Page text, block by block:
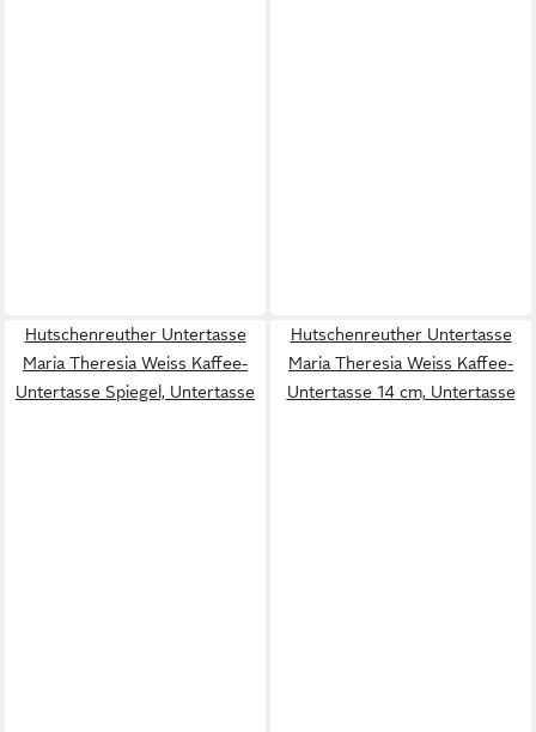
Hutschenreuther Untertasse
Maria Theresia Weiss Kaffee-
Untertasse Spiegel, Untertasse
Hutschenreuther Untertasse
Maria Theresia Weiss Kaffee-
Untertasse 14 cm, Untertasse